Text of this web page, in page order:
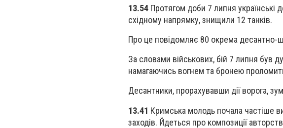
13.54 Протягом доби 7 липня українські
східному напрямку, знищили 12 танків.
Про це повідомляє 80 окрема
За словами військових, бій 7 липня був
намагаючись вогнем та бронею
Десантники, прорахувавши дії ворога,
13.41 Кримська молодь почала частіше
заходів. Йдеться про композиції